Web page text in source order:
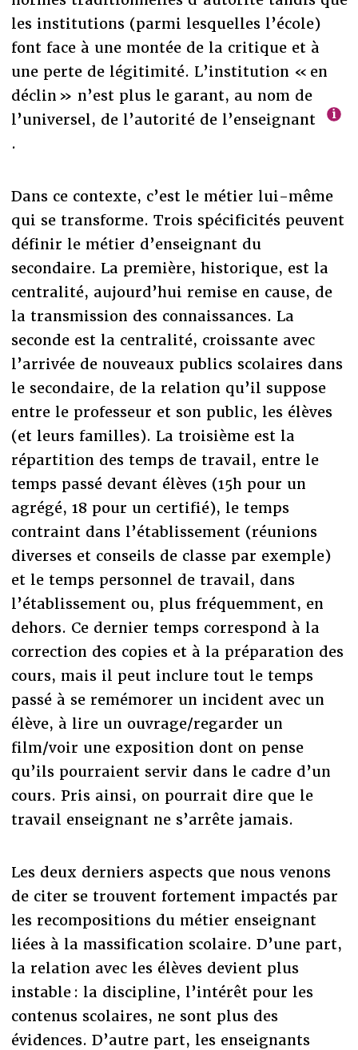
les institutions (parmi lesquelles l’école)
font face à une montée de la critique et à
une perte de légitimité. L’institution « en
déclin » n’est plus le garant, au nom de
l’universel, de l’autorité de l’enseignant
.
Dans ce contexte, c’est le métier lui-même
qui se transforme. Trois spécificités peuvent
définir le métier d’enseignant du
secondaire. La première, historique, est la
centralité, aujourd’hui remise en cause, de
la transmission des connaissances. La
seconde est la centralité, croissante avec
l’arrivée de nouveaux publics scolaires dans
le secondaire, de la relation qu’il suppose
entre le professeur et son public, les élèves
(et leurs familles). La troisième est la
répartition des temps de travail, entre le
temps passé devant élèves (15h pour un
agrégé, 18 pour un certifié), le temps
contraint dans l’établissement (réunions
diverses et conseils de classe par exemple)
et le temps personnel de travail, dans
l’établissement ou, plus fréquemment, en
dehors. Ce dernier temps correspond à la
correction des copies et à la préparation des
cours, mais il peut inclure tout le temps
passé à se remémorer un incident avec un
élève, à lire un ouvrage/regarder un
film/voir une exposition dont on pense
qu’ils pourraient servir dans le cadre d’un
cours. Pris ainsi, on pourrait dire que le
travail enseignant ne s’arrête jamais.
Les deux derniers aspects que nous venons
de citer se trouvent fortement impactés par
les recompositions du métier enseignant
liées à la massification scolaire. D’une part,
la relation avec les élèves devient plus
instable : la discipline, l’intérêt pour les
contenus scolaires, ne sont plus des
évidences. D’autre part, les enseignants